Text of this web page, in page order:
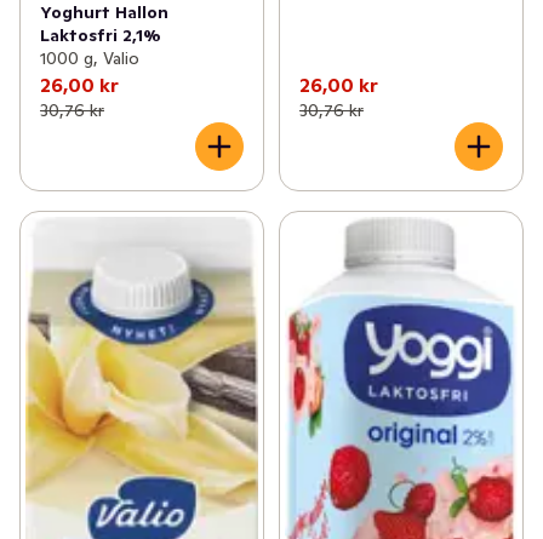
Yoghurt Hallon
Laktosfri 2,1%
1000 g, Valio
26,00 kr
30,76 kr
26,00 kr
30,76 kr